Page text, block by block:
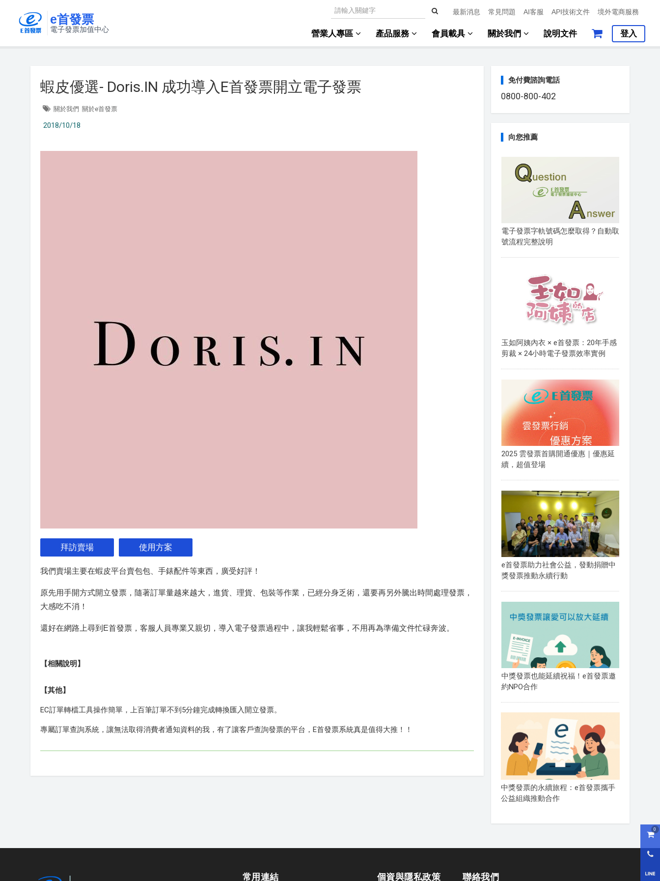
購
0
e首發票
電子發票加值中心
最新消息 常見問題 AI客服 API技術文件 境外電商服務
營業人專區 產品服務 會員載具 關於我們 說明文件 登入
蝦皮優選- Doris.IN 成功導入E首發票開立電子發票
關於我們 關於e首發票
2018/10/18
拜訪賣場 使用方案
我們賣場主要在蝦皮平台賣包包、手錶配件等東西，廣受好評！
原先用手開方式開立發票，隨著訂單量越來越大，進貨、理貨、包裝等作業，已經分身乏術，還要再另外騰出時間處理發票，
大感吃不消！
還好在網路上尋到E首發票，客服人員專業又親切，導入電子發票過程中，讓我輕鬆省事，不用再為準備文件忙碌奔波。
【相關說明】
【其他】
EC訂單轉檔工具操作簡單，上百筆訂單不到5分鐘完成轉換匯入開立發票。
專屬訂單查詢系統，讓無法取得消費者通知資料的我，有了讓客戶查詢發票的平台，E首發票系統真是值得大推！！
免付費諮詢電話
0800-800-402
向您推薦
電子發票字軌號碼怎麼取得？自動取
號流程完整說明
玉如阿姨內衣 × e首發票：20年手感
剪裁 × 24小時電子發票效率實例
2025 雲發票首購開通優惠｜優惠延
續，超值登場
e首發票助力社會公益，發動捐贈中
獎發票推動永續行動
中獎發票也能延續祝福！e首發票邀
約NPO合作
中獎發票的永續旅程：e首發票攜手
公益組織推動合作
常用連結 個資與隱私政策 聯絡我們